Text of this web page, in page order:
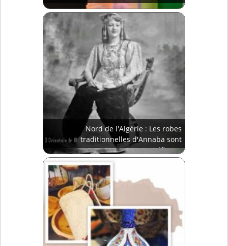
Nord de l'Algérie : Les robes
traditionnelles d'Annaba sont
magnifiques